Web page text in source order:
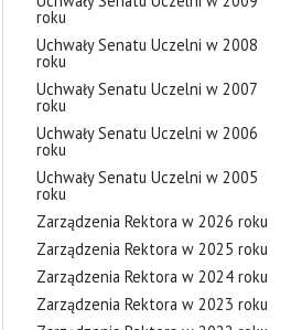
roku
Uchwały Senatu Uczelni w 2008
roku
Uchwały Senatu Uczelni w 2007
roku
Uchwały Senatu Uczelni w 2006
roku
Uchwały Senatu Uczelni w 2005
roku
Zarządzenia Rektora w 2026 roku
Zarządzenia Rektora w 2025 roku
Zarządzenia Rektora w 2024 roku
Zarządzenia Rektora w 2023 roku